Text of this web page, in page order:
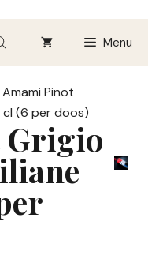
Menu
Amami Pinot
cl (6 per doos)
Grigio